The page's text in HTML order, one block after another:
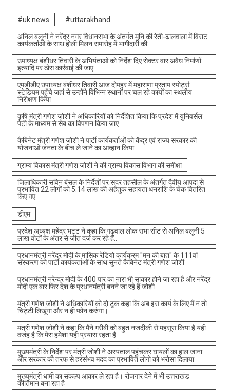
#uk news #uttarakhand
अनिल बलूनी ने नरेंद्र नगर विधानसभा के अंतर्गत मुनि की रेती-ढालवाला में विराट
कार्यकर्ताओ के साथ होली मिलन समारोह में भागीदारी की
उपाध्यक्ष बंशीधर तिवारी के अभियंताओं को निर्देश दिए सेक्टर वार अवैध निर्माणों
इत्यादि पर ठोस कार्रवाई की जाए
एमडीडीए उपाध्यक्ष बंशीधर तिवारी आज दोपहर में महाराणा प्रताप स्पोर्ट्स
स्टेडियम पहुँचे जहां से उन्होंने विभिन्न स्थानों पर चल रहे कार्यों का स्थलीय
निरीक्षण किया
कृषि मंत्री गणेश जोशी ने अधिकारियों को निर्देशित किया कि प्रदेश में युनिवर्सल
पेटी के माध्यम से सेब का विपणन किया जाए
कैबिनेट मंत्री गणेश जोशी ने पार्टी कार्यकर्ताओं को केंद्र एवं राज्य सरकार की
योजनाओं जनता के बीच ले जाने का आव्हान किया
ग्राम्य विकास मंत्री गणेश जोशी ने की ग्राम्य विकास विभाग की समीक्षा
जिलाधिकारी सविन बंसल के निर्देशों पर सदर तहसील के अंतर्गत दैवीय आपदा से
प्रभावित 22 लोगों को 5.14 लाख की अहैतुक सहायता धनराशि के चेक वितरित
किए गए
डीएम
प्रदेश अध्यक्ष महेंद्र भट्ट ने कहा कि गढ़वाल लोक सभा सीट से अनिल बलूनी 5
लाख वोटों के अंतर से जीत दर्ज कर रहे हैं..
प्रधानमंत्री नरेंद्र मोदी के मासिक रेडियो कार्यक्रम "मन की बात" के 111वां
संस्करण को पार्टी कार्यकर्ताओं के साथ सुनते कैबिनेट मंत्री गणेश जोशी
प्रधानमंत्री नरेन्द्र मोदी के 400 पार का नारा भी साकार होने जा रहा है और नरेंद्र
मोदी एक बार फिर देश के प्रधानमंत्री बनने जा रहे हैं:जोशी
मंत्री गणेश जोशी ने अधिकारियों को दो टूक कहा कि अब इस कार्य के लिए मैं न तो
चिट्टी लिखूंगा और न ही फोन करुंगा।
मंत्री गणेश जोशी ने कहा कि मैंने गरीबी को बहुत नजदीकी से महसूस किया है यही
वजह है कि मेरा हमेशा यही प्रयास रहता है
मुख्यमंत्री के निर्देश पर मंत्री जोशी ने अस्पताल पहुंचकर घायलों का हाल जाना
और सरकार की तरफ से हरसंभव मदद का प्रभावित लोगो को भरोसा दिलाया
मुख्यमंत्री धामी का संकल्प आकार ले रहा है। रोजगार देने में भी उत्तराखंड
कीर्तिमान बना रहा है